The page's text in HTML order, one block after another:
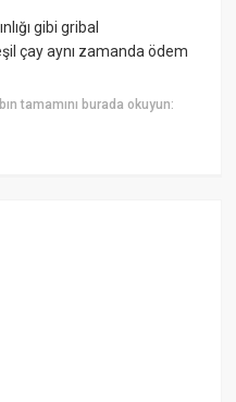
gibi gribal
çay aynı zamanda ödem
tamamını burada okuyun: